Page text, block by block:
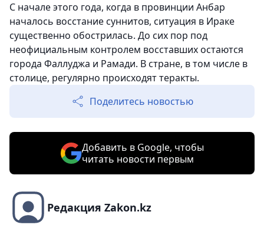
С начале этого года, когда в провинции Анбар
началось восстание суннитов, ситуация в Ираке
существенно обострилась. До сих пор под
неофициальным контролем восставших остаются
города Фаллуджа и Рамади. В стране, в том числе в
столице, регулярно происходят теракты.
Поделитесь новостью
Добавить в Google, чтобы
читать новости первым
Редакция Zakon.kz